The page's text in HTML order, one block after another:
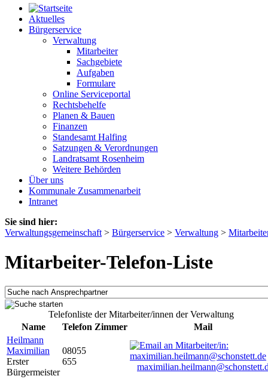
Aktuelles
Bürgerservice
Verwaltung
Mitarbeiter
Sachgebiete
Aufgaben
Formulare
Online Serviceportal
Rechtsbehelfe
Planen & Bauen
Finanzen
Standesamt Halfing
Satzungen & Verordnungen
Landratsamt Rosenheim
Weitere Behörden
Über uns
Kommunale Zusammenarbeit
Intranet
Sie sind hier:
Verwaltungsgemeinschaft > Bürgerservice > Verwaltung >
Mitarbeiter-Telefon-Liste
Telefonliste der Mitarbeiter/innen der Verwaltung
Name
Telefon Zimmer
Mail
Heilmann
Maximilian
Erster
Bürgermeister
08055
655